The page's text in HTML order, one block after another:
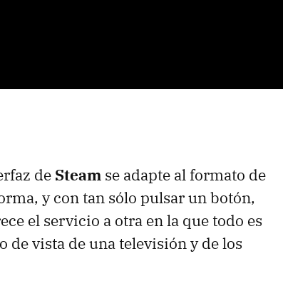
de Steam se adapte al formato de
y con tan sólo pulsar un botón,
el servicio a otra en la que todo es
de vista de una televisión y de los